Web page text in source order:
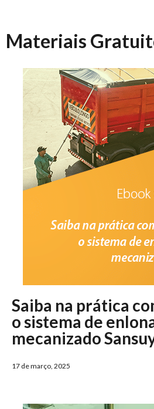
Materiais
Saiba na prática
o sistema de
mecanizado
17 de março, 2025